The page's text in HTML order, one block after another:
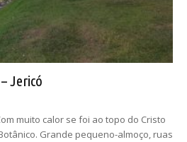
Jericó
muito calor se foi ao topo do Cristo
Grande pequeno-almoço, ruas